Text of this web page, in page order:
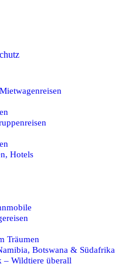
Hotels
Träumen
Botswana & Südafrika
– Wildtiere überall